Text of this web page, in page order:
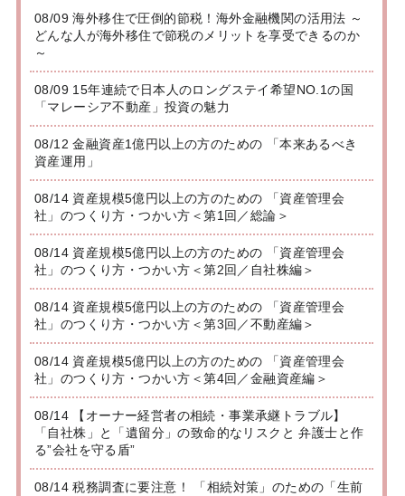
08/09 海外移住で圧倒的節税！海外金融機関の活用法 ～
どんな人が海外移住で節税のメリットを享受できるのか
～
08/09 15年連続で日本人のロングステイ希望NO.1の国
「マレーシア不動産」投資の魅力
08/12 金融資産1億円以上の方のための 「本来あるべき
資産運用」
08/14 資産規模5億円以上の方のための 「資産管理会
社」のつくり方・つかい方＜第1回／総論＞
08/14 資産規模5億円以上の方のための 「資産管理会
社」のつくり方・つかい方＜第2回／自社株編＞
08/14 資産規模5億円以上の方のための 「資産管理会
社」のつくり方・つかい方＜第3回／不動産編＞
08/14 資産規模5億円以上の方のための 「資産管理会
社」のつくり方・つかい方＜第4回／金融資産編＞
08/14 【オーナー経営者の相続・事業承継トラブル】
「自社株」と「遺留分」の致命的なリスクと 弁護士と作
る”会社を守る盾”
08/14 税務調査に要注意！ 「相続対策」のための「生前